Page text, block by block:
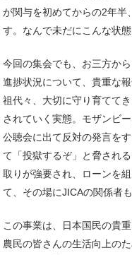
が関与を初めてからの2年半
す。なんで未だにこんな状
今回の集会でも、お三方か
進捗状況について、貴重な
祖代々、大切に守り育てて
されていく実態。モザンビ
公聴会に出て反対の発言を
て「投獄するぞ」と脅され
取りが強要され、ローンを
て、その場にJICAの関係者
この事業は、日本国民の貴
農民の皆さんの生活向上の